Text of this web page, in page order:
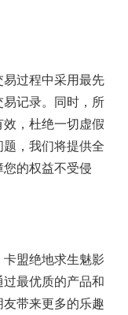
过程中采用最先
记录。同时，所
，杜绝一切虚假
，我们将提供全
的权益不受侵
盟绝地求生魅影
最优质的产品和
带来更多的乐趣